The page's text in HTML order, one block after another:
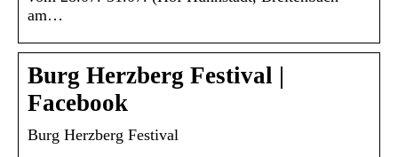
am…
Burg Herzberg Festival |
Facebook
Burg Herzberg Festival